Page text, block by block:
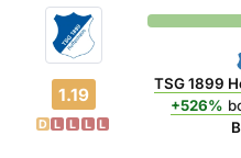
1.19
D L L L L
TSG 1899
+526%